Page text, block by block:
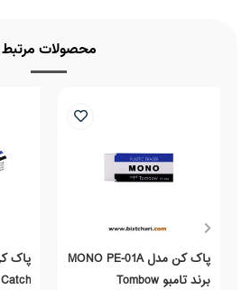
محصولات مرتبط
پاک کن مدل MONO PE-01A
برند تامبو Tombow
Catch برند تامبو Tombow